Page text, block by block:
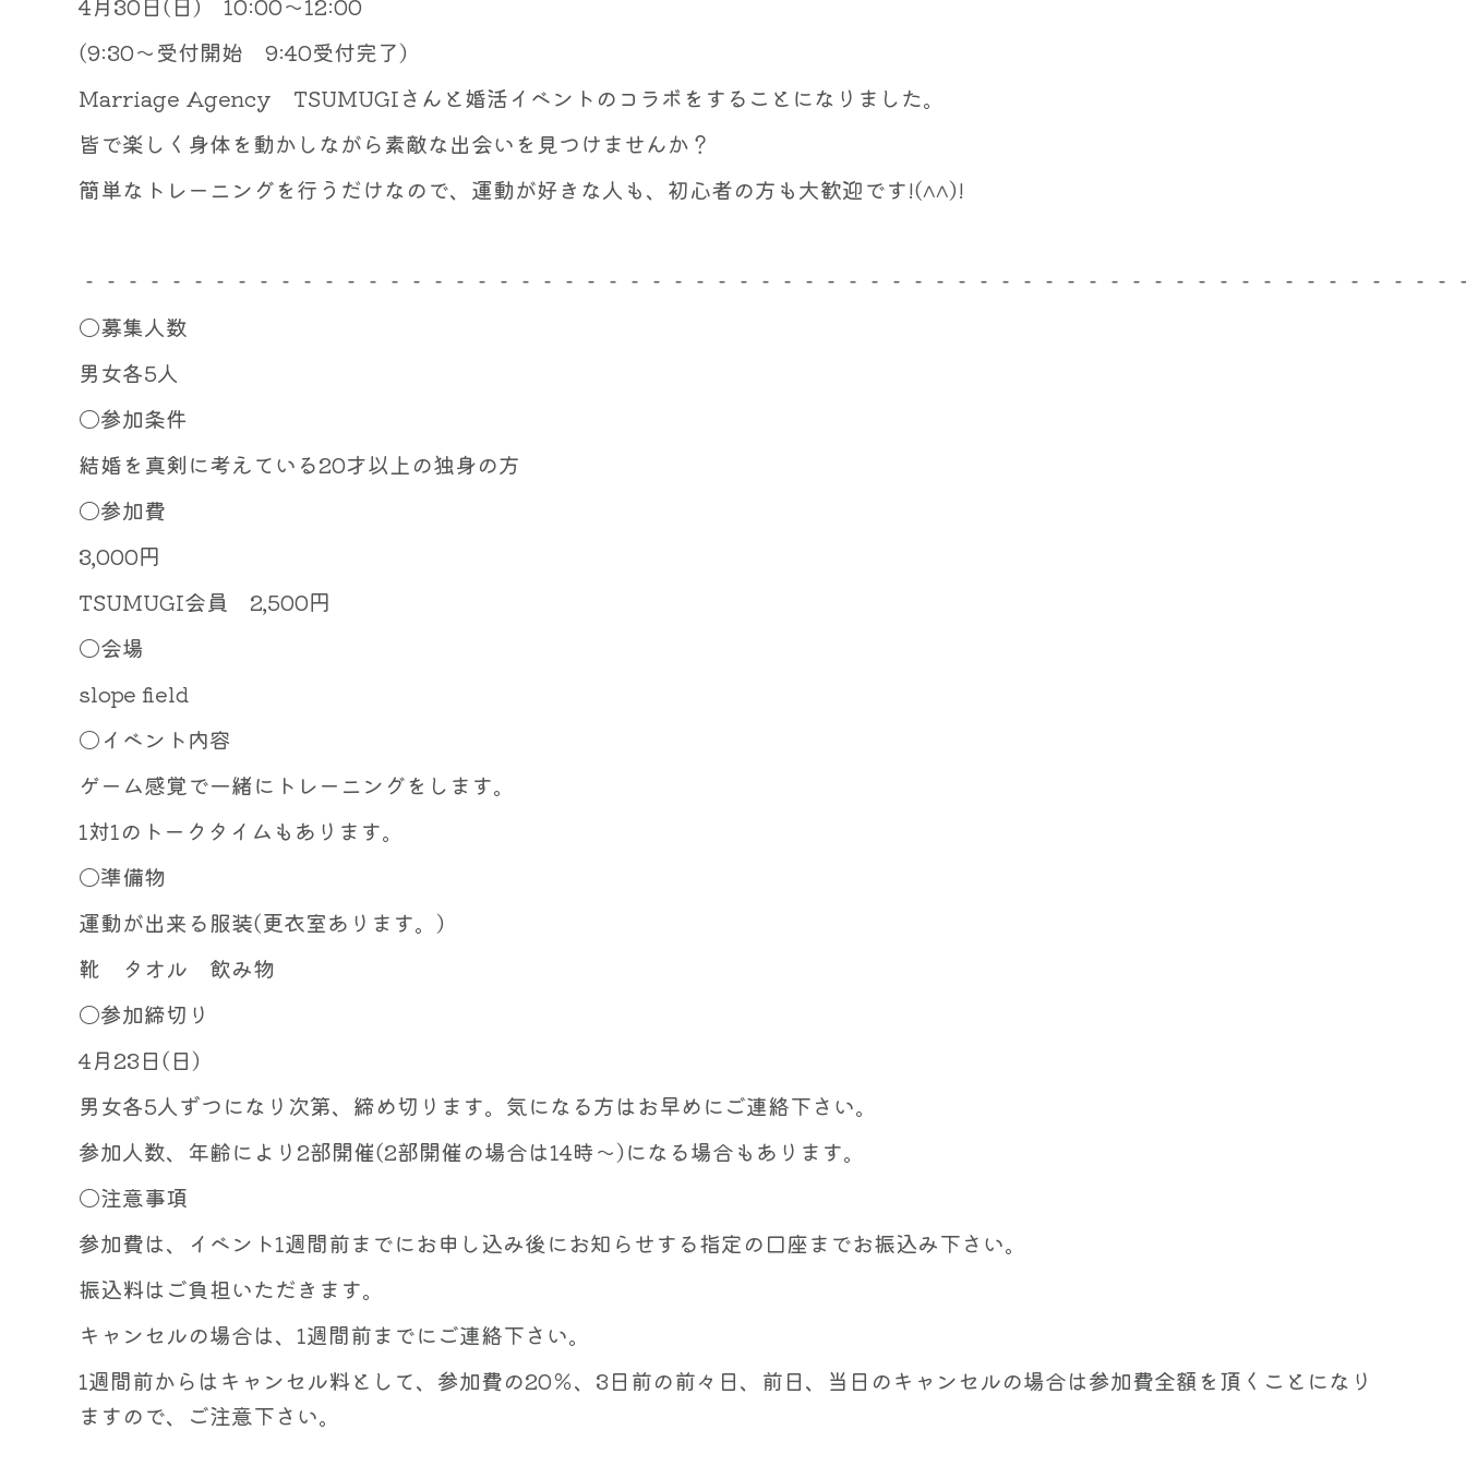
(9:30～受付開始 9:40受付完了)
Marriage Agency TSUMUGIさんと婚活イベントのコラボをすることになりました。
皆で楽しく身体を動かしながら素敵な出会いを見つけませんか？
簡単なトレーニングを行うだけなので、運動が好きな人も、初心者の方も大歓迎です!(^^)!
〇募集人数
男女各5人
〇参加条件
結婚を真剣に考えている20才以上の独身の方
〇参加費
3,000円
TSUMUGI会員 2,500円
〇会場
slope field
〇イベント内容
ゲーム感覚で一緒にトレーニングをします。
1対1のトークタイムもあります。
〇準備物
運動が出来る服装(更衣室あります。)
靴 タオル 飲み物
〇参加締切り
4月23日(日)
男女各5人ずつになり次第、締め切ります。気になる方はお早めにご連絡下さい。
参加人数、年齢により2部開催(2部開催の場合は14時～)になる場合もあります。
〇注意事項
参加費は、イベント1週間前までにお申し込み後にお知らせする指定の口座までお振込み下さい。
振込料はご負担いただきます。
キャンセルの場合は、1週間前までにご連絡下さい。
1週間前からはキャンセル料として、参加費の20％、3日前の前々日、前日、当日のキャンセルの場合は参加費全額を頂くことになり
ますので、ご注意下さい。